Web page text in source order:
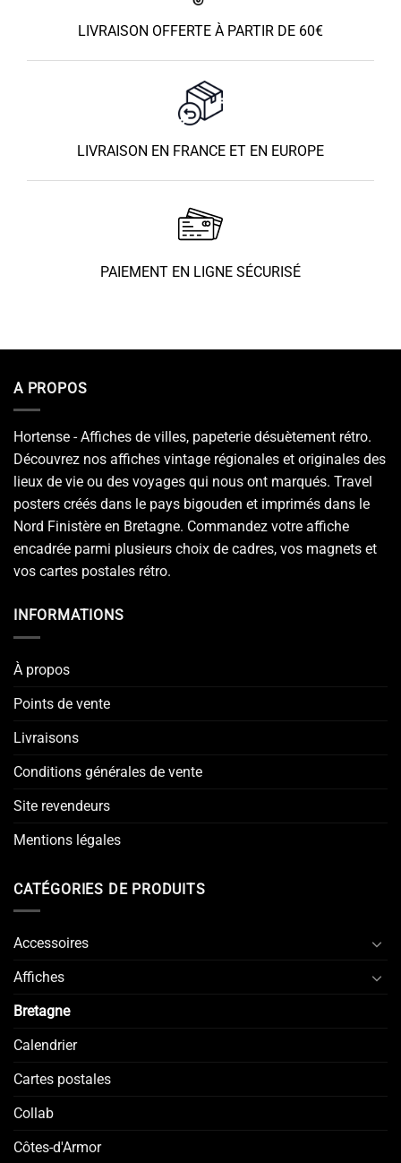
LIVRAISON OFFERTE À PARTIR DE 60€
LIVRAISON EN FRANCE ET EN EUROPE
PAIEMENT EN LIGNE SÉCURISÉ
A PROPOS
Hortense - Affiches de villes, papeterie désuètement rétro.
Découvrez nos affiches vintage régionales et originales des
lieux de vie ou des voyages qui nous ont marqués. Travel
posters créés dans le pays bigouden et imprimés dans le
Nord Finistère en Bretagne. Commandez votre affiche
encadrée parmi plusieurs choix de cadres, vos magnets et
vos cartes postales rétro.
INFORMATIONS
À propos
Points de vente
Livraisons
Conditions générales de vente
Site revendeurs
Mentions légales
CATÉGORIES DE PRODUITS
Accessoires
Affiches
Bretagne
Calendrier
Cartes postales
Collab
Côtes-d'Armor